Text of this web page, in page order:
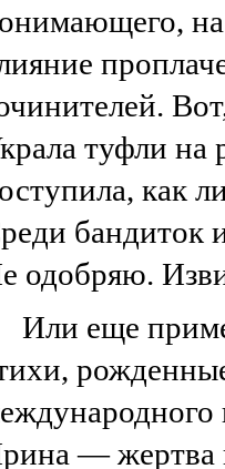
крала туфли на
как
реди бандиток
одобряю.
Или еще
— жертва